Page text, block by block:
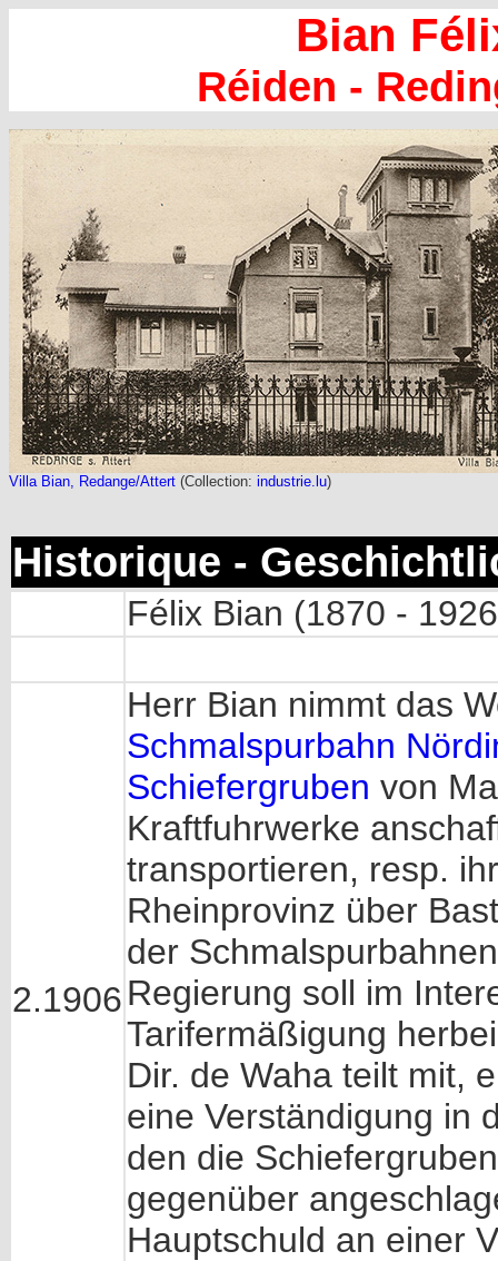
Bian
Réiden -
Villa Bian, Redange/Attert (Collection: industrie.lu)
Historique -
Félix Bian (1870 -
2.1906
Herr Bian nimmt das
Schmalspurbahn
Schiefergruben von
Kraftfuhrwerke
transportieren, resp.
Rheinprovinz über
der
Regierung soll im
Tarifermäßigung
Dir. de Waha teilt mit,
eine Verständigung in
den die
gegenüber
Hauptschuld an einer